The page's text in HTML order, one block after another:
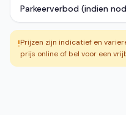
Parkeerverbod (indien
!Prijzen zijn indicatief en
prijs online of bel voor een